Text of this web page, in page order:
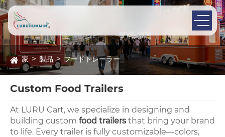
家 製品 フードトレーラー
Custom Food Trailers
At LURU Cart, we specialize in designing and
building custom food trailers that bring your brand
to life. Every trailer is fully customizable—colors,